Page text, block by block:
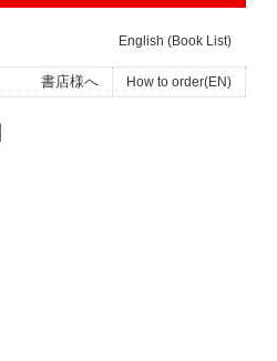
English (Book List)
書店様へ How to order(EN)